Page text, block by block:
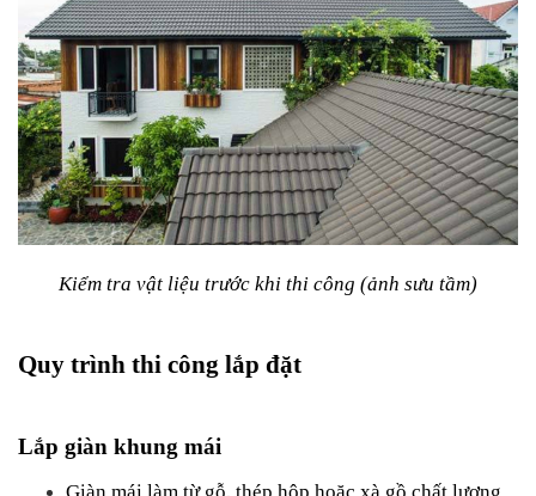
Kiểm tra vật liệu trước khi thi công (ảnh sưu tầm)
Quy trình thi công lắp đặt
Lắp giàn khung mái